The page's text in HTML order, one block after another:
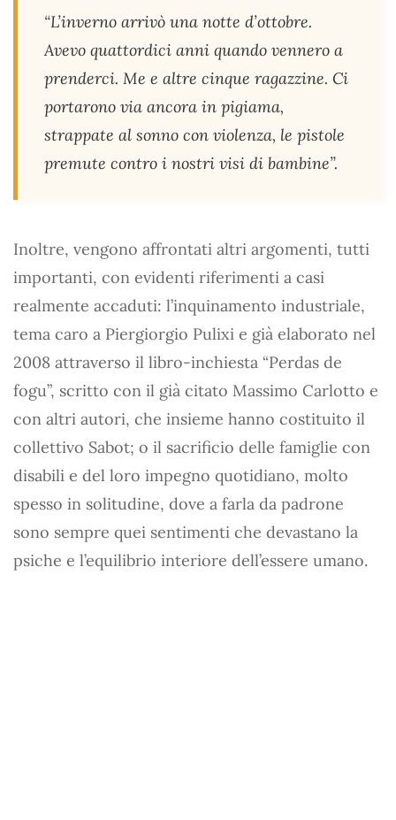
“L’inverno arrivò una notte d’ottobre.
Avevo quattordici anni quando vennero a
prenderci. Me e altre cinque ragazzine. Ci
portarono via ancora in pigiama,
strappate al sonno con violenza, le pistole
premute contro i nostri visi di bambine”.
Inoltre, vengono affrontati altri argomenti, tutti
importanti, con evidenti riferimenti a casi
realmente accaduti: l’inquinamento industriale,
tema caro a Piergiorgio Pulixi e già elaborato nel
2008 attraverso il libro-inchiesta “Perdas de
fogu”, scritto con il già citato Massimo Carlotto e
con altri autori, che insieme hanno costituito il
collettivo Sabot; o il sacrificio delle famiglie con
disabili e del loro impegno quotidiano, molto
spesso in solitudine, dove a farla da padrone
sono sempre quei sentimenti che devastano la
psiche e l’equilibrio interiore dell’essere umano.